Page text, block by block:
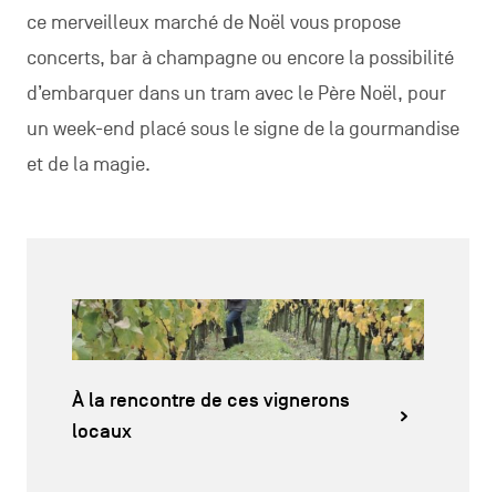
ce merveilleux marché de Noël vous propose
concerts, bar à champagne ou encore la possibilité
d’embarquer dans un tram avec le Père Noël, pour
un week-end placé sous le signe de la gourmandise
et de la magie.
À la rencontre de ces vignerons
locaux